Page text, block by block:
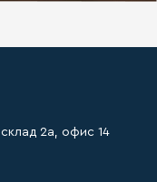
2а, офис 14